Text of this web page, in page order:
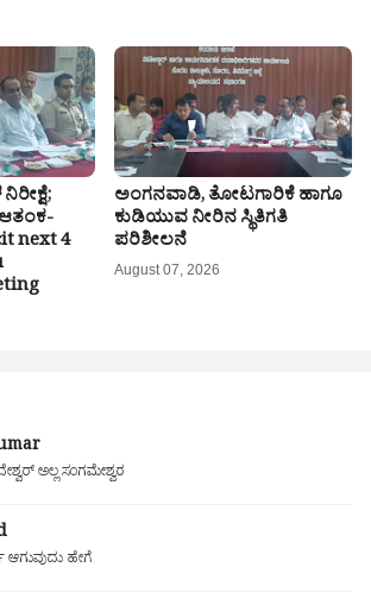
next 4
ಅಂಗನವಾಡಿ, ತೋಟಗಾರಿಕೆ ಹಾಗೂ
ಕುಡಿಯುವ ನೀರಿನ ಸ್ಥಿತಿಗತಿ
ಪರಿಶೀಲನೆ
August 07, 2026
ಅಲ್ಲ ಸಂಗಮೇಶ್ವರ
ಹೇಗೆ